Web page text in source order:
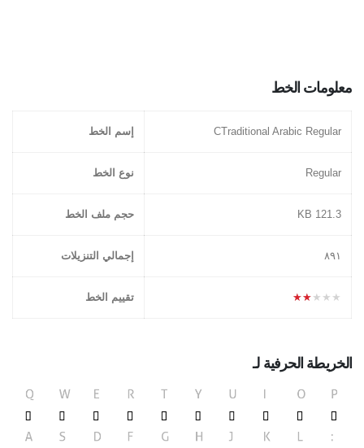
معلومات الخط
CTraditional Arabic Regular إسم الخط
Regular نوع الخط
121.3 KB حجم ملف الخط
۸۹١ إجمالي التنزيلات
★★★★★ تقييم الخط
الخريطة الحرفية لـ